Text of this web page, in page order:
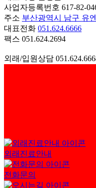
사업자등록번호 617-82-
주소 부산광역시 남구 유
대표전화 051.624.6666
팩스 051.624.2694
외래/입원상담
외래진료안내
전화문의